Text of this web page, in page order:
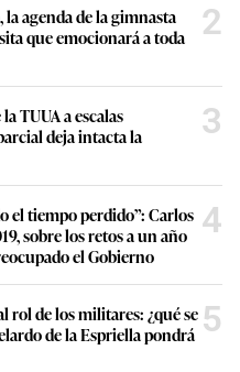
la agenda de la gimnasta
que emocionará a toda
2
TUUA a escalas
deja intacta la
3
el tiempo perdido”: Carlos
sobre los retos a un año
el Gobierno
4
rol de los militares: ¿qué se
de la Espriella pondrá 5